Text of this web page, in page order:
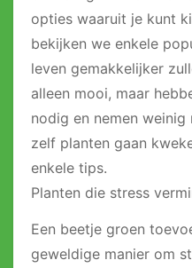
opties waaruit je kunt
bekijken we enkele
leven gemakkelijker
alleen mooi, maar
nodig en nemen
zelf planten gaan
enkele tips.
Planten die stress
Een beetje groen
geweldige manier om